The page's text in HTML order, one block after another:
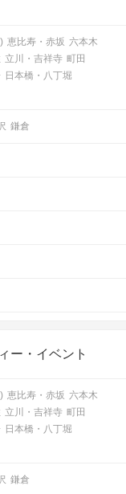
恵比寿・赤坂 六本木
立川・吉祥寺 町田
日本橋・八丁堀
鎌倉
ー・イベント
恵比寿・赤坂 六本木
立川・吉祥寺 町田
日本橋・八丁堀
鎌倉